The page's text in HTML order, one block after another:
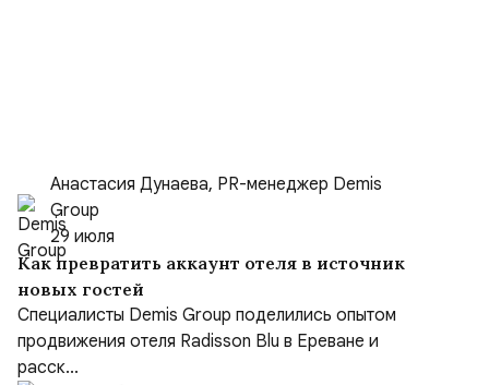
Анастасия Дунаева, PR-менеджер Demis
Group
29 июля
Как превратить аккаунт отеля в источник
новых гостей
Специалисты Demis Group поделились опытом
продвижения отеля Radisson Blu в Ереване и
расск...